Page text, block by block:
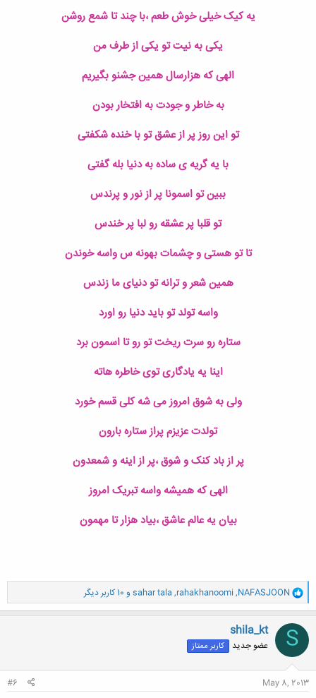
یه کیک خیلی خوش طعم ،با چند تا شمع روشن
یکی به نیت تو یکی از طرف من
الهی که هزارسال همین جشنو بگیریم
به خاطر و جودت به افتخار بودن
تو این روز پر از عشق تو با خنده شکفتی
با یه گریه ی ساده به دنیا بله گفتی
ببین تو اسمونا پر از نور و پرندس
تو قلبا پر عشقه رو لبا پر خندس
تا تو هستی و چشمات بهونه س واسه خوندن
همین شعر و ترانه تو دنیای ما زندس
واسه تولد تو باید دنیا رو اورد
ستاره رو سرت ریخت تو رو تا اسمون برد
اینا یه یادگاری توی خاطره هاته
ولی به شوق امروز می شه کلی قسم خورد
تولدت عزیزم پراز ستاره بارون
پر از باد کنک و شوق ،پر از اینه و شمعدون
الهی که همیشه واسه تبریک امروز
بیان یه عالم عاشق ،بیاد هزار تا مهمون
و
ا
ک
ن
ش
ه
ا
NAFASJOON
,
rahakhanoomi
,
sahar tala و 10 کاربر دیگر
S
shila_kt
عضو جدید کاربر ممتاز
May 8, 2013
#6